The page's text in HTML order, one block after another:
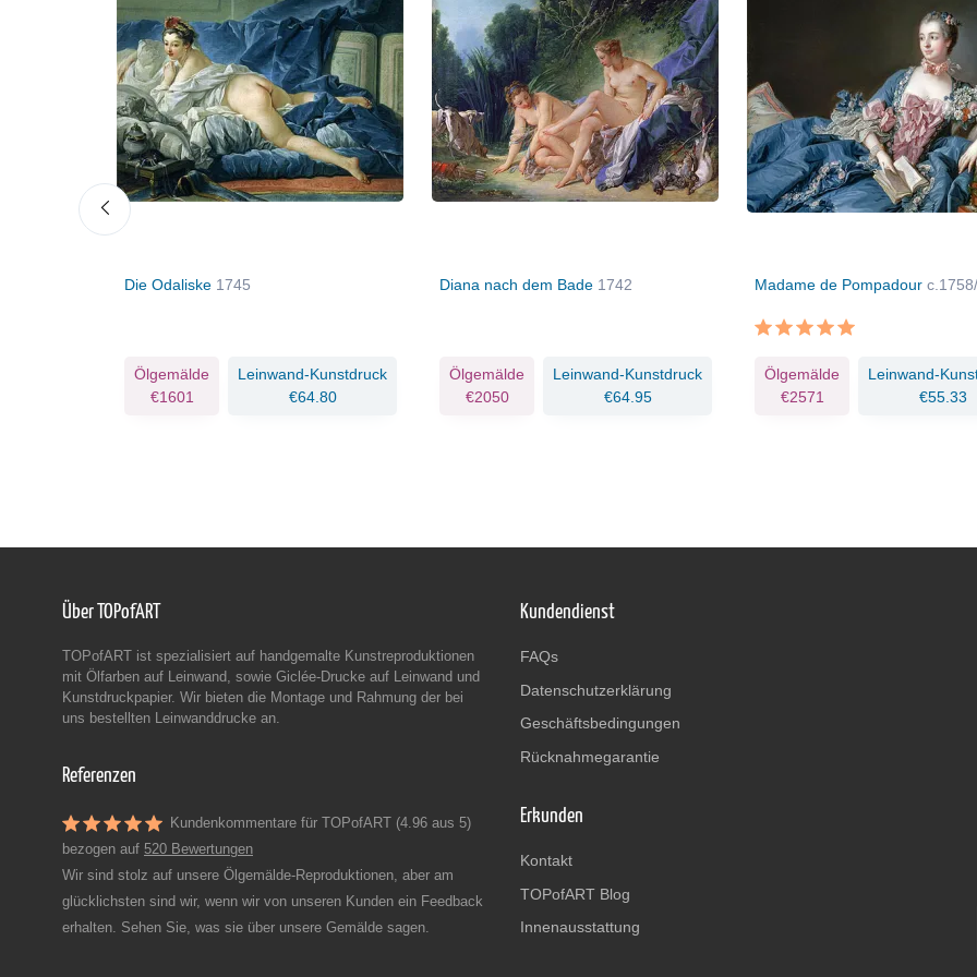
Die Odaliske 1745
Ölgemälde
€1601
Leinwand-Kunstdruck
€64.80
Diana nach dem Bade 1742
Ölgemälde
€2050
Leinwand-Kunstdruck
€64.95
Madame de Pompadour
Ölgemälde
€2571
Leinwand-
€55.33
Über TOPofART
TOPofART ist spezialisiert auf handgemalte Kunstreproduktionen
mit Ölfarben auf Leinwand, sowie Giclée-Drucke auf Leinwand und
Kunstdruckpapier. Wir bieten die Montage und Rahmung der bei
uns bestellten Leinwanddrucke an.
Referenzen
Kundenkommentare für TOPofART (4.96 aus 5)
bezogen auf 520 Bewertungen
Wir sind stolz auf unsere Ölgemälde-Reproduktionen, aber am
glücklichsten sind wir, wenn wir von unseren Kunden ein Feedback
erhalten. Sehen Sie, was sie über unsere Gemälde sagen.
Kundendienst
FAQs
Datenschutzerklärung
Geschäftsbedingungen
Rücknahmegarantie
Erkunden
Kontakt
TOPofART Blog
Innenausstattung